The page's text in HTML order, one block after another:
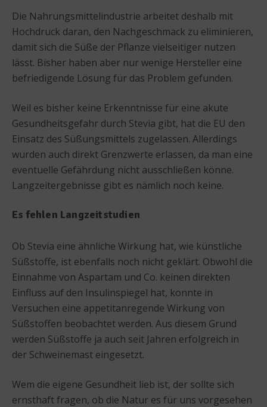
Die Nahrungsmittelindustrie arbeitet deshalb mit
Hochdruck daran, den Nachgeschmack zu eliminieren,
damit sich die Süße der Pflanze vielseitiger nutzen
lässt. Bisher haben aber nur wenige Hersteller eine
befriedigende Lösung für das Problem gefunden.
Weil es bisher keine Erkenntnisse für eine akute
Gesundheitsgefahr durch Stevia gibt, hat die EU den
Einsatz des Süßungsmittels zugelassen. Allerdings
wurden auch direkt Grenzwerte erlassen, da man eine
eventuelle Gefährdung nicht ausschließen könne.
Langzeitergebnisse gibt es nämlich noch keine.
Es fehlen Langzeitstudien
Ob Stevia eine ähnliche Wirkung hat, wie künstliche
Süßstoffe, ist ebenfalls noch nicht geklärt. Obwohl die
Einnahme von Aspartam und Co. keinen direkten
Einfluss auf den Insulinspiegel hat, konnte in
Versuchen eine appetitanregende Wirkung von
Süßstoffen beobachtet werden. Aus diesem Grund
werden Süßstoffe ja auch seit Jahren erfolgreich in
der Schweinemast eingesetzt.
Wem die eigene Gesundheit lieb ist, der sollte sich
ernsthaft fragen, ob die Natur es für uns vorgesehen